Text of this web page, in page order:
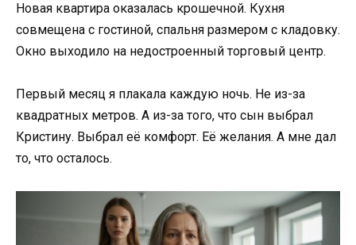
Новая квартира оказалась крошечной. Кухня
совмещена с гостиной, спальня размером с кладовку.
Окно выходило на недостроенный торговый центр.
Первый месяц я плакала каждую ночь. Не из-за
квадратных метров. А из-за того, что сын выбрал
Кристину. Выбрал её комфорт. Её желания. А мне дал
то, что осталось.